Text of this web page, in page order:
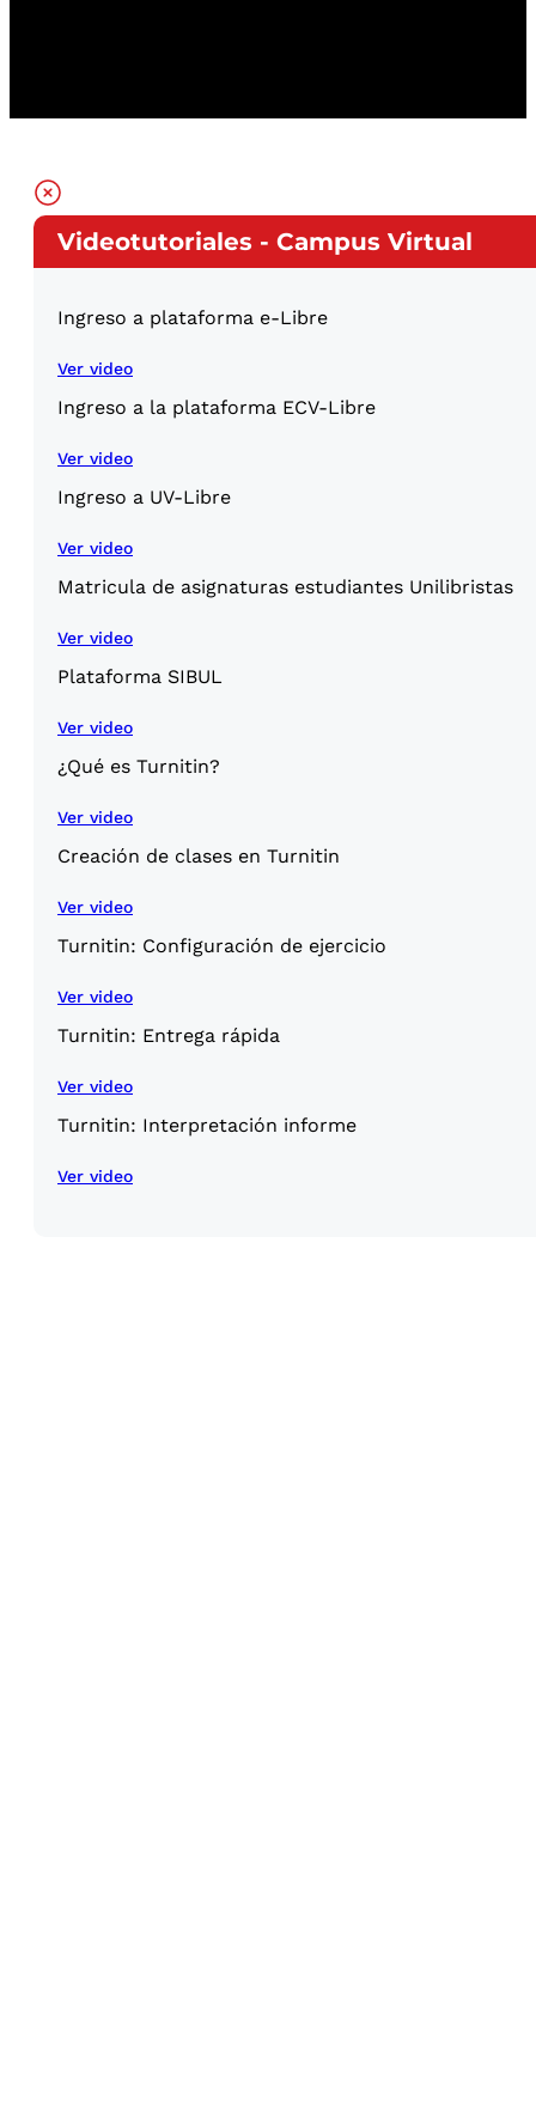
Videotutoriales - Campus Virtual
Ingreso a plataforma e-Libre
Ver video
Ingreso a la plataforma ECV-Libre
Ver video
Ingreso a UV-Libre
Ver video
Matricula de asignaturas estudiantes Unilibristas
Ver video
Plataforma SIBUL
Ver video
¿Qué es Turnitin?
Ver video
Creación de clases en Turnitin
Ver video
Turnitin: Configuración de ejercicio
Ver video
Turnitin: Entrega rápida
Ver video
Turnitin: Interpretación informe
Ver video